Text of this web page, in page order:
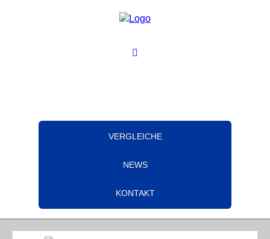
VERGLEICHE
NEWS
KONTAKT